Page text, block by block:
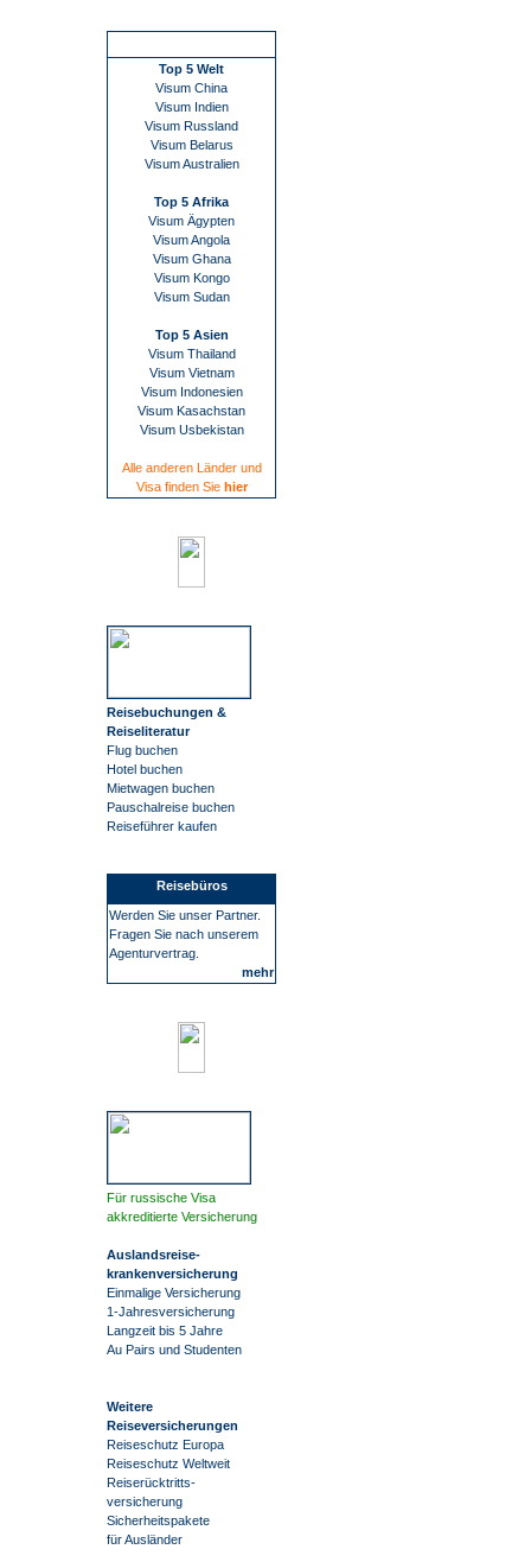
Top 5 Welt
Visum China
Visum Indien
Visum Russland
Visum Belarus
Visum Australien
Top 5 Afrika
Visum Ägypten
Visum Angola
Visum Ghana
Visum Kongo
Visum Sudan
Top 5 Asien
Visum Thailand
Visum Vietnam
Visum Indonesien
Visum Kasachstan
Visum Usbekistan
Alle anderen Länder und
Visa finden Siehier
Reisebuchungen &
Reiseliteratur
Flug buchen
Hotel buchen
Mietwagen buchen
Pauschalreise buchen
Reiseführer kaufen
Reisebüros
Werden Sie unser Partner.
Fragen Sie nach unserem
Agenturvertrag.
mehr
Für russische Visa
akkreditierte Versicherung
Auslandsreise-
krankenversicherung
Einmalige Versicherung
1-Jahresversicherung
Langzeit bis 5 Jahre
Au Pairs und Studenten
Weitere
Reiseversicherungen
Reiseschutz Europa
Reiseschutz Weltweit
Reiserücktritts-
versicherung
Sicherheitspakete
für Ausländer